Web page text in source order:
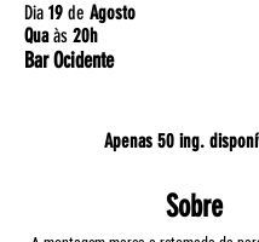
Dia 19 de Agosto
Quaàs 20h
Bar Ocidente
Apenas 50 ing.
Sobre